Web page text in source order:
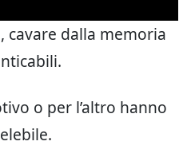
cavare dalla memoria
o per l’altro hanno